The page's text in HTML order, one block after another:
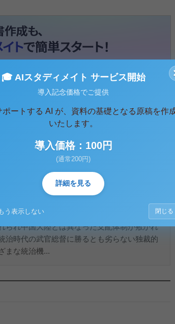
がみえます。 )
うと、台湾について非常に興味があったか
は台湾の歴史というものを知っていたが、
湾を主体的に見た歴史というものはまった
好きであり関心を持っていたので講義自体
ものにはまったく知識がなかったので、こ
生まれた。何故他の日本の植民国となった
化の過程で何が起こったのか、について史
州などの他の地域とともに、中華民国に返
られ中国大陸とは異なった支配体制が敷かれ
治時代の武官総督に勝るとも劣らない独裁的
まな統治機...
🎓 AIスタディメイト サービス開始
導入記念価格でご提供
ポートする AI が、資料の基礎となる原稿を作
いたします。
導入価格：100円
(通常200円)
詳細を見る
う表示しない 閉じる